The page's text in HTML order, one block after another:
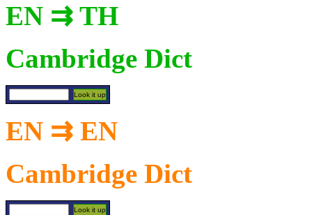
EN ⇉ TH
Cambridge Dict
EN ⇉ EN
Cambridge Dict